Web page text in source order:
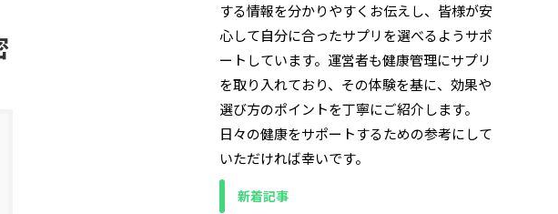
する情報を分かりやすくお伝えし、皆様が安
心して自分に合ったサプリを選べるようサポ
ートしています。運営者も健康管理にサプリ
を取り入れており、その体験を基に、効果や
選び方のポイントを丁寧にご紹介します。
日々の健康をサポートするための参考にして
いただければ幸いです。
新着記事